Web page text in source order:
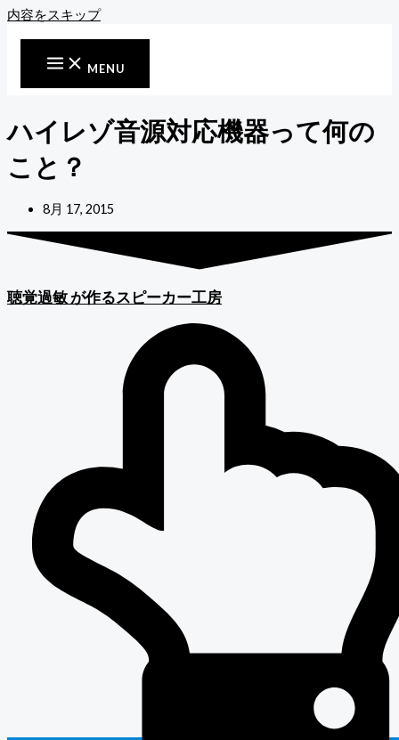
内容をスキップ
MENU
ハイレゾ音源対応機器って何の
こと？
8月 17, 2015
聴覚過敏が作るスピーカー工房